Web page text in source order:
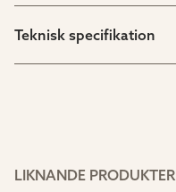
Teknisk specifikation
LIKNANDE PRODUKTER